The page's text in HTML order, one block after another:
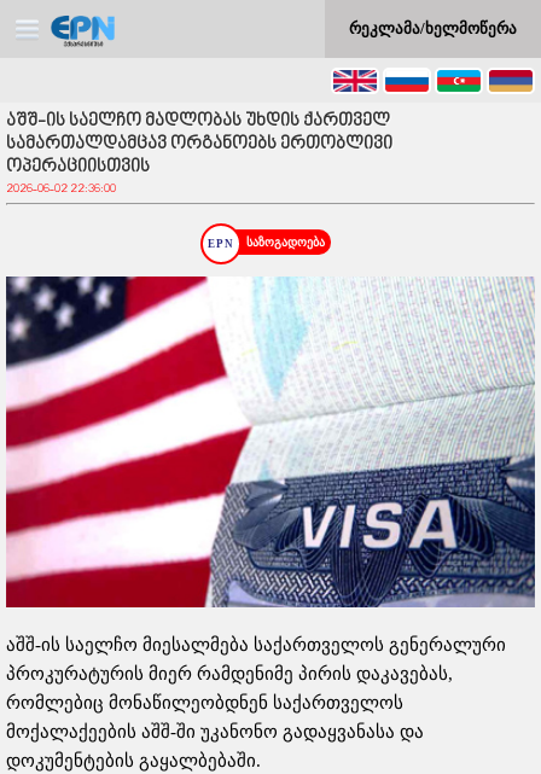
რეკლამა/ხელმოწერა
აშშ-ის საელჩო მადლობას უხდის ქართველ
სამართალდამცავ ორგანოებს ერთობლივი
ოპერაციისთვის
2026-06-02 22:36:00
საზოგადოება
აშშ-ის საელჩო მიესალმება საქართველოს გენერალური
პროკურატურის მიერ რამდენიმე პირის დაკავებას,
რომლებიც მონაწილეობდნენ საქართველოს
მოქალაქეების აშშ-ში უკანონო გადაყვანასა და
დოკუმენტების გაყალბებაში.